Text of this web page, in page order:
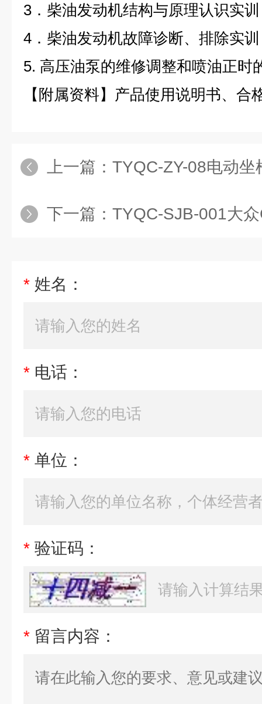
3．柴油发动机结构与原理认识实
4．柴油发动机故障诊断、排除实
5. 高压油泵的维修调整和喷油正时
【附属资料】产品使用说明书、合
上一篇： TYQC-ZY-08电动坐椅实
下一篇： TYQC-SJB-001大众CAN数据
* 姓名：
* 电话：
* 单位：
* 验证码：
* 留言内容：